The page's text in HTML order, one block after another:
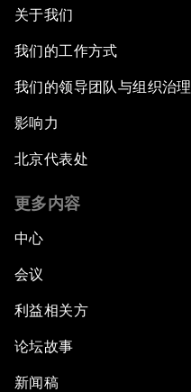
关于我们
我们的工作方式
我们的领导团队与组织治理
影响力
北京代表处
更多内容
中心
会议
利益相关方
论坛故事
新闻稿